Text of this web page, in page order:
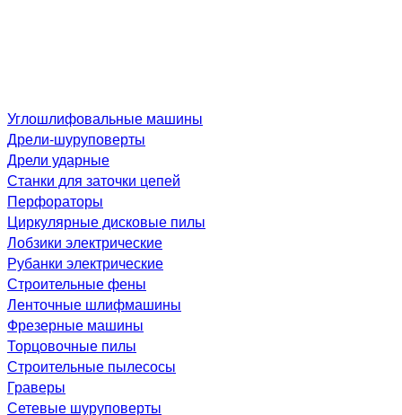
Углошлифовальные машины
Дре­ли-шу­рупо­вер­ты
Дрели ударные
Станки для заточки цепей
Перфораторы
Циркулярные дисковые пилы
Лобзики электрические
Рубанки электрические
Строительные фены
Ленточные шлифмашины
Фрезерные машины
Торцовочные пилы
Строительные пылесосы
Граверы
Сетевые шуруповерты